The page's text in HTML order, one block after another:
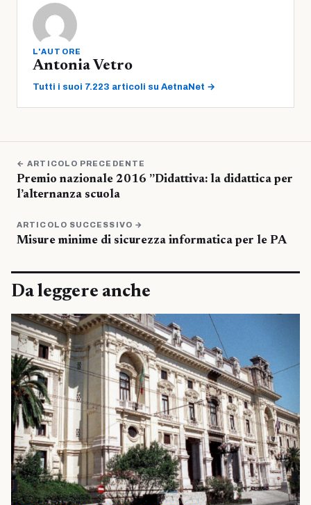
L'AUTORE
Antonia Vetro
Tutti i suoi 7.223 articoli su AetnaNet →
← ARTICOLO PRECEDENTE
Premio nazionale 2016 ”Didattiva: la didattica per
l’alternanza scuola
ARTICOLO SUCCESSIVO →
Misure minime di sicurezza informatica per le PA
Da leggere anche